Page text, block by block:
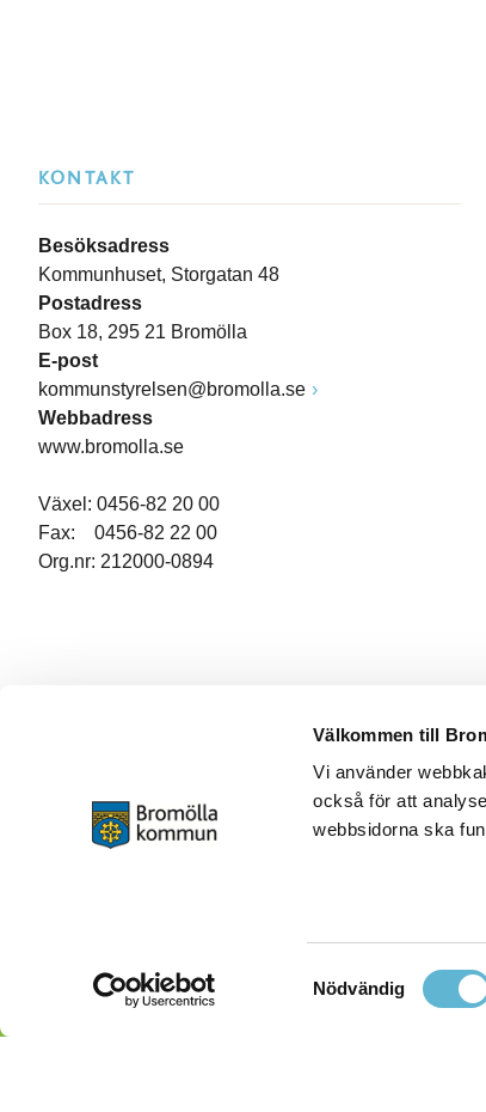
Välkommen till
Vi använder
också för att
webbsidorna ska
Samtyckesval
Nödvändig
KONTAKT
Besöksadress
Kommunhuset, Storgatan 48
Postadress
Box 18, 295 21 Bromölla
E-post
kommunstyrelsen@bromolla.se
Webbadress
www.bromolla.se
Växel: 0456-82 20 00
Fax: 0456-82 22 00
Org.nr: 212000-0894